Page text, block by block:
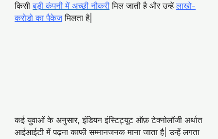
किसीबड़ी कंपनी में अच्छी नौकरी मिल जाती है और उन्हेंलाखो-
करोडो का पैकेज मिलता है|
कई युवाओं के अनुसार, इंडियन इंस्टिट्यूट ऑफ़ टेक्नोलॉजी अर्थात
आईआईटी में पढ़ना काफी सम्मानजनक माना जाता है| उन्हें लगता